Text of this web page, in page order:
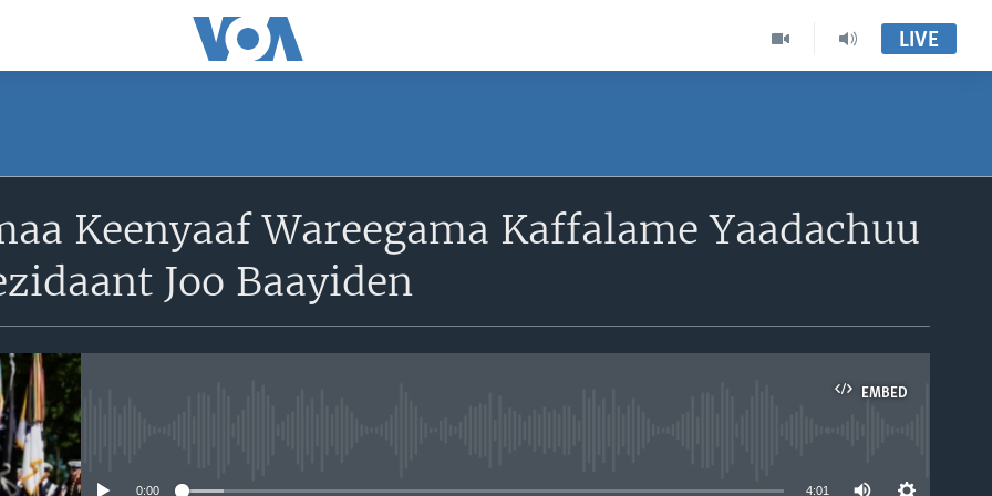
LIVE
Keenyaaf Wareegama Kaffalame Yaadachuu
Joo Baayiden
EMBED
0:00 4:01